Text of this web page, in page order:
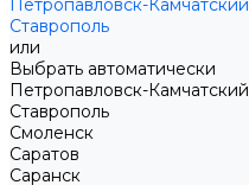
Петропавловск-Камчатский
Ставрополь
или
Выбрать автоматически
Петропавловск-Камчатский
Ставрополь
Смоленск
Саратов
Саранск